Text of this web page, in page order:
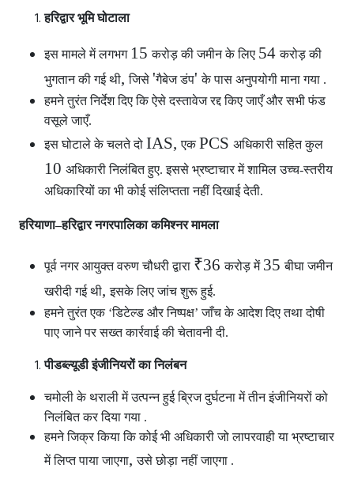
हरिद्वार भूमि घोटाला
इस मामले में लगभग 15करोड़ की जमीन के लिए 54करोड़ की
भुगतान की गई थी,जिसे 'गैबेज डंप'के पास अनुपयोगी माना गया .
हमने तुरंत निर्देश दिए कि ऐसे दस्तावेज रद्द किए जाएँ और सभी फंड
वसूले जाएँ.
इस घोटाले के चलते दो IAS,एकPCS अधिकारी सहित कुल
10 अधिकारी निलंबित हुए. इससे भ्रष्टाचार में शामिल उच्च-स्तरीय
अधिकारियों का भी कोई संलिप्तता नहीं दिखाई देती.
हरियाणा–हरिद्वार नगरपालिका कमिश्नर मामला
पूर्व नगर आयुक्त वरुण चौधरी द्वारा ₹36करोड़ में 35बीघा जमीन
खरीदी गई थी,इसके लिए जांच शुरू हुई.
हमने तुरंत एक ‘डिटेल्ड और निष्पक्ष’ जाँच के आदेश दिए तथा दोषी
पाए जाने पर सख्त कार्रवाई की चेतावनी दी.
पीडब्ल्यूडी इंजीनियरों का निलंबन
चमोली के थराली में उत्पन्न हुई ब्रिज दुर्घटना में तीन इंजीनियरों को
निलंबित कर दिया गया .
हमने जिक्र किया कि कोई भी अधिकारी जो लापरवाही या भ्रष्टाचार
में लिप्त पाया जाएगा,उसे छोड़ा नहीं जाएगा .